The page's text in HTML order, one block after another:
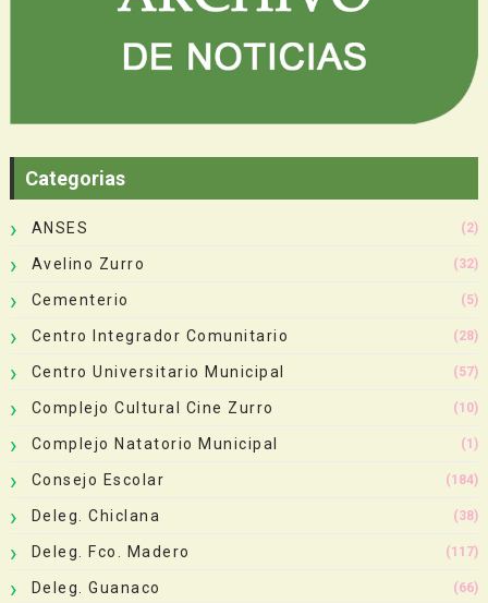
Categorias
ANSES (2)
Avelino Zurro (32)
Cementerio (5)
Centro Integrador Comunitario (28)
Centro Universitario Municipal (57)
Complejo Cultural Cine Zurro (10)
Complejo Natatorio Municipal (1)
Consejo Escolar (184)
Deleg. Chiclana (38)
Deleg. Fco. Madero (117)
Deleg. Guanaco (66)